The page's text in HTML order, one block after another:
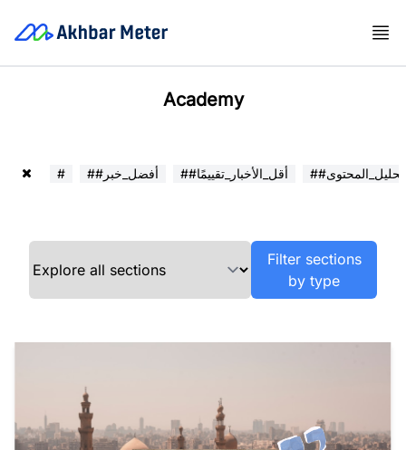
Academy
# ##أفضل_خبر ##أقل_الأخبار_تقييمًا ##تحليل_المحتوى
Filter sections
by type